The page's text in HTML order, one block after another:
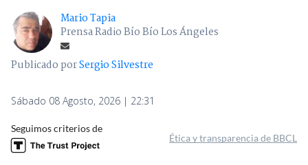
Mario Tapia
Prensa Radio Bío Bío Los Ángeles
Publicado porSergio Silvestre
Sábado 08 Agosto, 2026 | 22:31
Seguimos criterios de
Ética y transparencia de BBCL